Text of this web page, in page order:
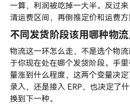
一算，利润被吃掉一大半。反过
清运费区间，再倒推定价和运费方
不同发货阶段该用哪种物流
物流这一环怎么走，不是选个物
于你现在处在哪个发货阶段。手
量涨到什么程度，这两个变量决
录入，还是接入 ERP，也决定了
换到下一种。